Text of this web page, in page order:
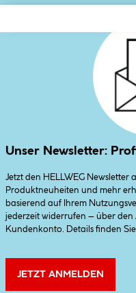
Unser Newsletter:
Jetzt den HELLWEG
Produktneuheiten und mehr
basierend auf Ihrem
jederzeit widerrufen – über den
Kundenkonto. Details finden
JETZT ANMELDEN